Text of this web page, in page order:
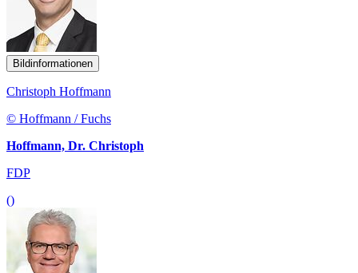
Bildinformationen
Christoph Hoffmann
© Hoffmann / Fuchs
Hoffmann, Dr. Christoph
FDP
()